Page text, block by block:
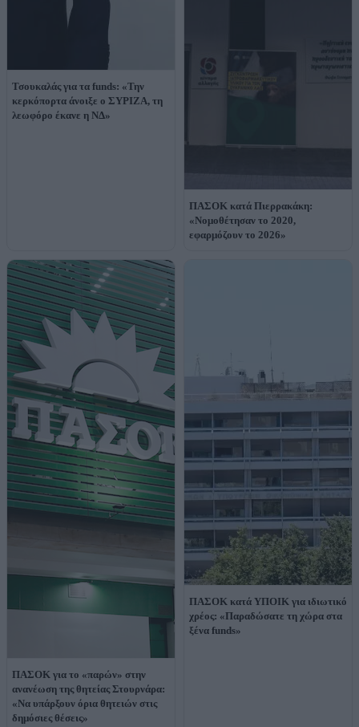
Τσουκαλάς για τα funds: «Την
κερκόπορτα άνοιξε ο ΣΥΡΙΖΑ, τη
λεωφόρο έκανε η ΝΔ»
ΠΑΣΟΚ κατά Πιερρακάκη:
«Νομοθέτησαν το 2020,
εφαρμόζουν το 2026»
ΠΑΣΟΚ για το «παρών» στην
ανανέωση της θητείας Στουρνάρα:
«Να υπάρξουν όρια θητειών στις
δημόσιες θέσεις»
ΠΑΣΟΚ κατά ΥΠΟΙΚ για ιδιωτικό
χρέος: «Παραδώσατε τη χώρα στα
ξένα funds»